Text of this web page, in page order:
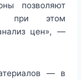
позволяют
при этом
цен», —
— в